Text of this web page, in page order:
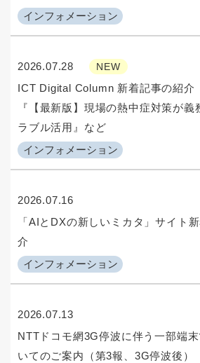
インフォメーション
2026.07.28 NEW
インフォメーション
ICT Digital Column 新着記事の紹介
『【最新版】現場の熱中症対策が
ラブル活用』など
2026.07.16
インフォメーション
「AIとDXの新しいミカタ」サイト
介
2026.07.13
NTTドコモ網3G停波に伴う一部端
いてのご案内（第3報、3G停波後）